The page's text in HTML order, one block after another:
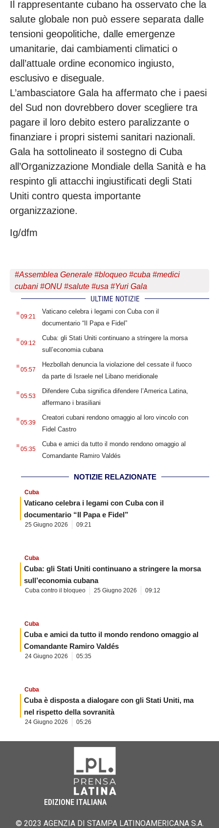
Il rappresentante cubano ha osservato che la
salute globale non può essere separata dalle
tensioni geopolitiche, dalle emergenze
umanitarie, dai cambiamenti climatici o
dall’attuale ordine economico ingiusto,
esclusivo e diseguale.
L’ambasciatore Gala ha affermato che i paesi
del Sud non dovrebbero dover scegliere tra
pagare il loro debito estero paralizzante o
finanziare i propri sistemi sanitari nazionali.
Gala ha sottolineato il sostegno di Cuba
all’Organizzazione Mondiale della Sanità e ha
respinto gli attacchi ingiustificati degli Stati
Uniti contro questa importante
organizzazione.
Ig/dfm
#Assemblea Generale #bloqueo #cuba #medici
cubani #ONU #salute #usa #Yuri Gala
ULTIME NOTIZIE
.09:21
Vaticano celebra i legami con Cuba con il
documentario “Il Papa e Fidel”
.09:12
Cuba: gli Stati Uniti continuano a stringere la morsa
sull’economia cubana
.05:57
Hezbollah denuncia la violazione del cessate il fuoco
da parte di Israele nel Libano meridionale
.05:53
Difendere Cuba significa difendere l’America Latina,
affermano i brasiliani
.05:39
Creatori cubani rendono omaggio al loro vincolo con
Fidel Castro
.05:35
Cuba e amici da tutto il mondo rendono omaggio al
Comandante Ramiro Valdés
NOTIZIE RELAZIONATE
Cuba
Vaticano celebra i legami con Cuba con il
documentario “Il Papa e Fidel”
25 Giugno 2026 09:21
Cuba
Cuba: gli Stati Uniti continuano a stringere la morsa
sull’economia cubana
Cuba contro il bloqueo 25 Giugno 2026 09:12
Cuba
Cuba e amici da tutto il mondo rendono omaggio al
Comandante Ramiro Valdés
24 Giugno 2026 05:35
Cuba
Cuba è disposta a dialogare con gli Stati Uniti, ma
nel rispetto della sovranità
24 Giugno 2026 05:26
EDIZIONE ITALIANA
© 2023 AGENZIA DI STAMPA LATINOAMERICANA S.A.